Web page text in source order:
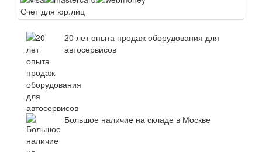
Счет для юр.лиц
20 лет опыта продаж оборудования для
автосервисов
Большое наличие на складе в Москве